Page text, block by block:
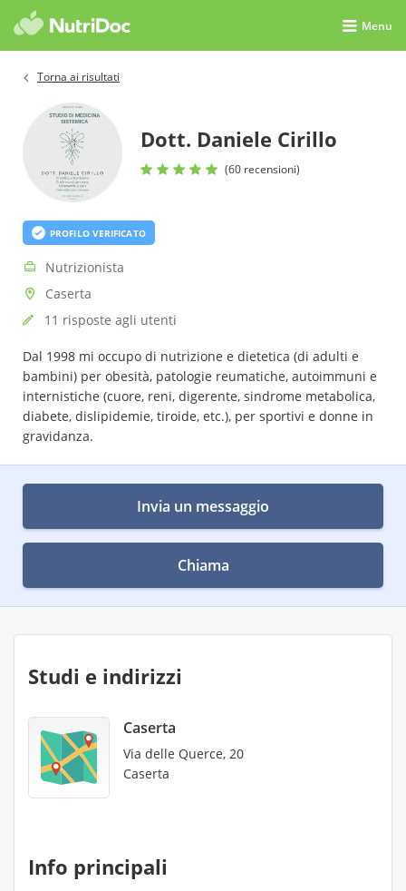
Menu
Torna ai risultati
Dott. Daniele Cirillo
(60 recensioni)
PROFILO VERIFICATO
Nutrizionista
Caserta
11 risposte agli utenti
Dal 1998 mi occupo di nutrizione e dietetica (di adulti e
bambini) per obesità, patologie reumatiche, autoimmuni e
internistiche (cuore, reni, digerente, sindrome metabolica,
diabete, dislipidemie, tiroide, etc.), per sportivi e donne in
gravidanza.
Invia un messaggio
Chiama
Studi e indirizzi
Caserta
Via delle Querce, 20
Caserta
Info principali